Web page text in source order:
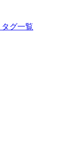
タグ一覧